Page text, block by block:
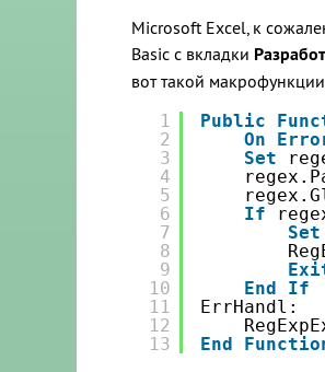
Microsoft Excel, к
Basic с вкладки
вот такой
1
2
3
4
5
6
7
8
9
10
11
12
13
Public
On
Set
If
Set
End
If
ErrHandl:
End